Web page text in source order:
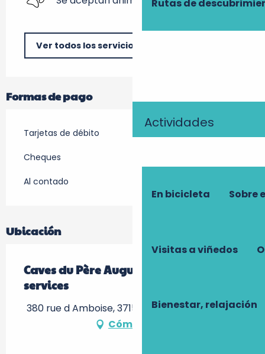
Rutas de
Actividades
En bicicleta Sobre
Visitas a viñedos
Bienestar, relajación
Ver todos los servicios
Formas de pago
Tarjetas de débito
Cheques
Al contado
Ubicación
Caves du Père Auguste - Aire de
services
380 rue d Amboise, 37150 Civray-de-Touraine
Cómo llegar